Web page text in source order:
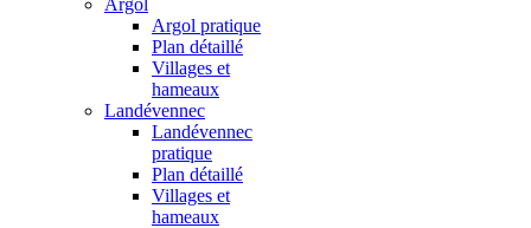
Argol
Argol pratique
Plan détaillé
Villages et
hameaux
Landévennec
Landévennec
pratique
Plan détaillé
Villages et
hameaux